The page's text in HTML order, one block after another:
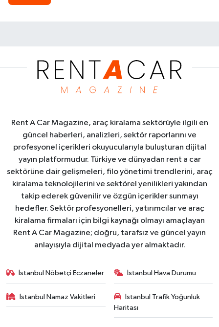
Rent A Car Magazine, araç kiralama sektörüyle ilgili en
güncel haberleri, analizleri, sektör raporlarını ve
profesyonel içerikleri okuyucularıyla buluşturan dijital
yayın platformudur. Türkiye ve dünyadan rent a car
sektörüne dair gelişmeleri, filo yönetimi trendlerini, araç
kiralama teknolojilerini ve sektörel yenilikleri yakından
takip ederek güvenilir ve özgün içerikler sunmayı
hedefler. Sektör profesyonelleri, yatırımcılar ve araç
kiralama firmaları için bilgi kaynağı olmayı amaçlayan
Rent A Car Magazine; doğru, tarafsız ve güncel yayın
anlayışıyla dijital medyada yer almaktadır.
İstanbul Nöbetçi Eczaneler İstanbul Hava Durumu
İstanbul Namaz Vakitleri
İstanbul Trafik Yoğunluk
Haritası